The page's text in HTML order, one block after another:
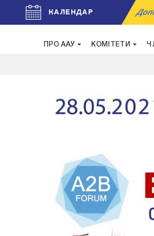
КАЛЕНДАР
ПРО ААУ КОМІТЕТИ